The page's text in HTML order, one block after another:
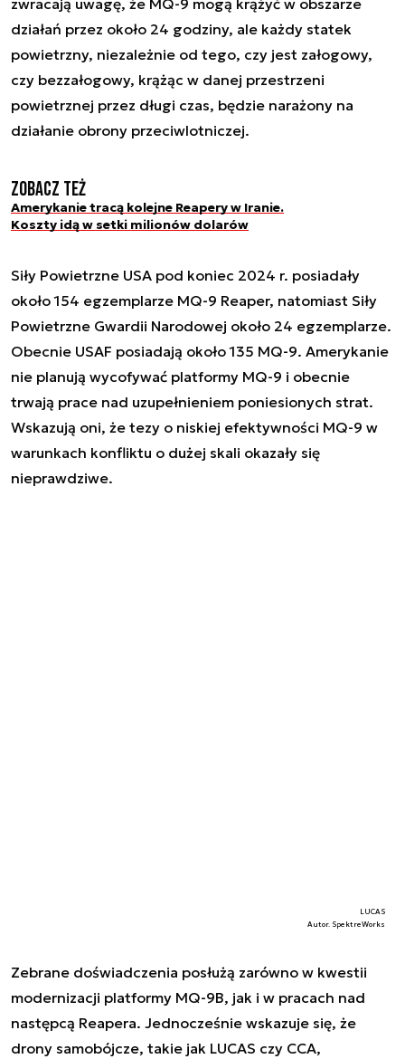
działań przez około 24 godziny, ale każdy statek
powietrzny, niezależnie od tego, czy jest załogowy,
czy bezzałogowy, krążąc w danej przestrzeni
powietrznej przez długi czas, będzie narażony na
działanie obrony przeciwlotniczej.
Zobacz też
Amerykanie tracą kolejne Reapery w Iranie.
Koszty idą w setki milionów dolarów
Siły Powietrzne USA pod koniec 2024 r. posiadały
około 154 egzemplarze MQ-9 Reaper, natomiast Siły
Powietrzne Gwardii Narodowej około 24 egzemplarze.
Obecnie USAF posiadają około 135 MQ-9. Amerykanie
nie planują wycofywać platformy MQ-9 i obecnie
trwają prace nad uzupełnieniem poniesionych strat.
Wskazują oni, że tezy o niskiej efektywności MQ-9 w
warunkach konfliktu o dużej skali okazały się
nieprawdziwe.
LUCAS
Autor. SpektreWorks
Zebrane doświadczenia posłużą zarówno w kwestii
modernizacji platformy MQ-9B, jak i w pracach nad
następcą Reapera. Jednocześnie wskazuje się, że
drony samobójcze, takie jak LUCAS czy CCA,